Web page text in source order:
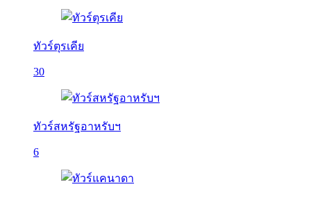
ทัวร์ตุรเคีย
30
ทัวร์สหรัฐอาหรับฯ
6